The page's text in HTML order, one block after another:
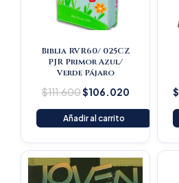
Biblia RVR60/ 025CZ
PJR Primor Azul/
Verde Pájaro
$111.600$106.020
Añadir al carrito
$